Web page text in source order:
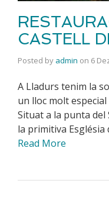
CASTELL
Posted by admin on 6
A Lladurs tenim la
un lloc molt
Situat a la punta del
la primitiva
Read More